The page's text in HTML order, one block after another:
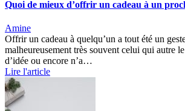
Quoi de mieux d’offrir un cadeau à un
Amine
Offrir un cadeau à quelqu’un a tout été un
malheureusement très souvent celui qui autre
d’idée ou encore n’a…
Lire l'article